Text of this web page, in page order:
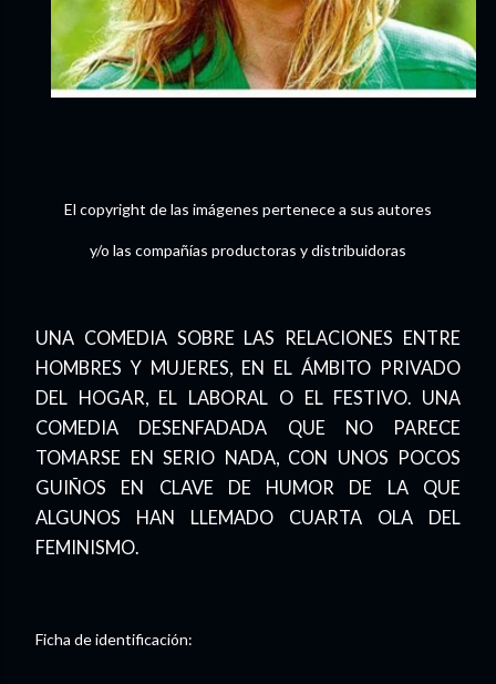
El copyright de las imágenes pertenece a sus autores
y/o las compañías productoras y distribuidoras
UNA COMEDIA SOBRE LAS RELACIONES ENTRE
HOMBRES Y MUJERES, EN EL ÁMBITO PRIVADO
DEL HOGAR, EL LABORAL O EL FESTIVO. UNA
COMEDIA DESENFADADA QUE NO PARECE
TOMARSE EN SERIO NADA, CON UNOS POCOS
GUIÑOS EN CLAVE DE HUMOR DE LA QUE
ALGUNOS HAN LLEMADO CUARTA OLA DEL
FEMINISMO.
Ficha de identificación: